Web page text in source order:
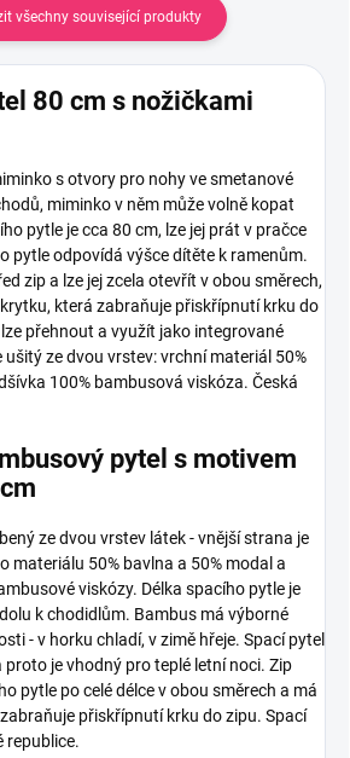
všechny související produkty
80 cm s nožičkami
s otvory pro nohy ve smetanové
miminko v něm může volně kopat
pytle je cca 80 cm, lze jej prát v pračce
pytle odpovídá výšce dítěte k ramenům.
zip a lze jej zcela otevřít v obou směrech,
která zabraňuje přiskřípnutí krku do
přehnout a využít jako integrované
ušitý ze dvou vrstev: vrchní materiál 50%
100% bambusová viskóza. Česká
pytel s motivem
ze dvou vrstev látek - vnější strana je
materiálu 50% bavlna a 50% modal a
viskózy. Délka spacího pytle je
k chodidlům. Bambus má výborné
- v horku chladí, v zimě hřeje. Spací pytel
je vhodný pro teplé letní noci. Zip
pytle po celé délce v obou směrech a má
přiskřípnutí krku do zipu. Spací
republice.